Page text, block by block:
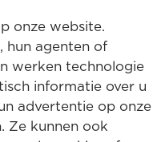
onze website.
hun agenten of
werken technologie
informatie over u
advertentie op onze
Ze kunnen ook